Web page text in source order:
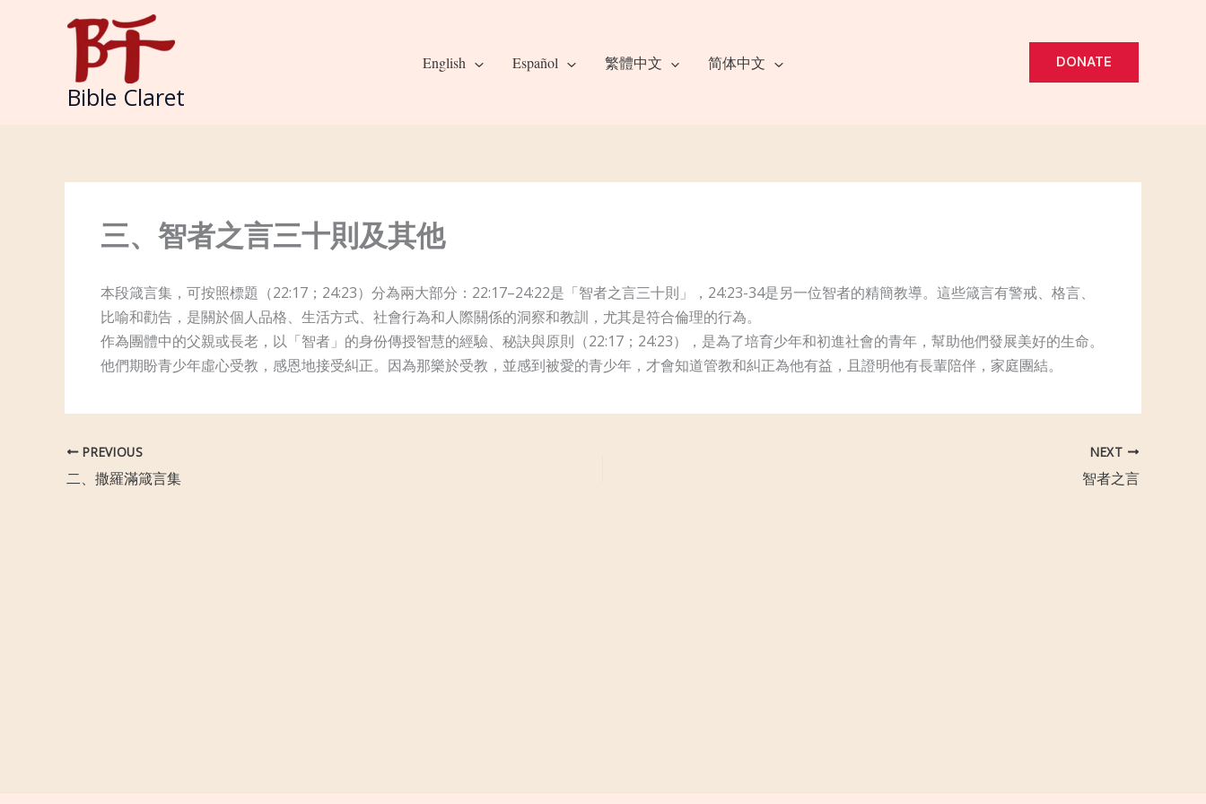
Bible Claret
English Español 繁體中文 简体中文 DONATE
三、智者之言三十則及其他
本段箴言集，可按照標題（22:17；24:23）分為兩大部分：22:17–24:22是「智者之言三十則」，24:23-34是另一位智者的精簡教導。這些箴言有警戒、格言、
比喻和勸告，是關於個人品格、生活方式、社會行為和人際關係的洞察和教訓，尤其是符合倫理的行為。
作為團體中的父親或長老，以「智者」的身份傳授智慧的經驗、秘訣與原則（22:17；24:23），是為了培育少年和初進社會的青年，幫助他們發展美好的生命。
他們期盼青少年虛心受教，感恩地接受糾正。因為那樂於受教，並感到被愛的青少年，才會知道管教和糾正為他有益，且證明他有長輩陪伴，家庭團結。
PREVIOUS
二、撒羅滿箴言集
NEXT
智者之言